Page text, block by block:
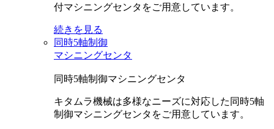
付マシニングセンタをご用意しています。
続きを見る
同時5軸制御
マシニングセンタ
同時5軸制御マシニングセンタ
キタムラ機械は多様なニーズに対応した同時5軸
制御マシニングセンタをご用意しています。